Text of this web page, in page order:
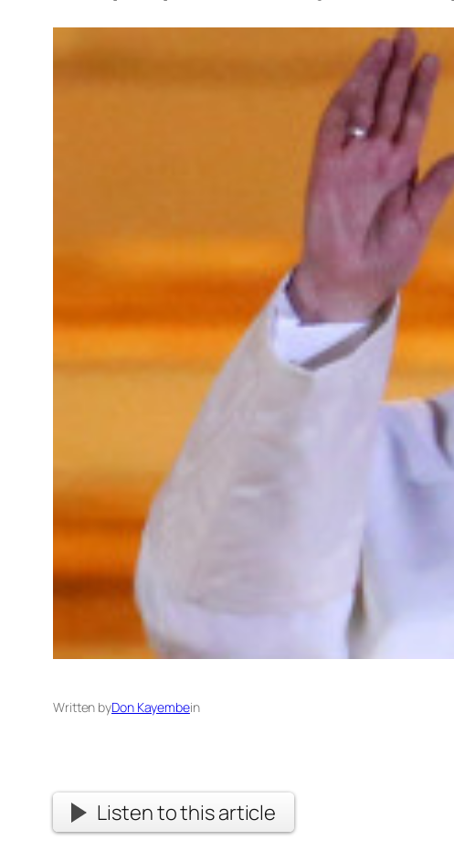
Written byDon Kayembein
Listen to this article